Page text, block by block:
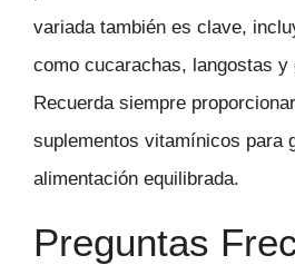
variada también es clave,
como cucarachas, langostas y
Recuerda siempre
suplementos vitamínicos para
alimentación equilibrada.
Preguntas